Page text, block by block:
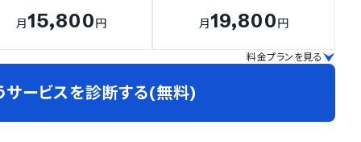
月15,800円 月19,800円
料金プランを見る
サービスを診断する(無料)